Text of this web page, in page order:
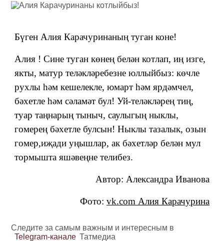
Бүген Алия Карачуринаның туган коне!
Алия ! Сине туган көнең белән котлап, иң изге,
якты, матур теләкләребезне юллыйбыз: көчле
рухлы һәм кешелекле, юмарт һәм ярдәмчел,
бәхетле һәм сәламәт бул! Уй-теләкләрең тиң,
туар таңнарың тыныч, саулыгың ныклы,
гомерең бәхетле булсын! Ныклы тазалык, озын
гомер,иҗади уңышлар, ак бәхетләр белән мул
тормышта яшәвеңне телибез.
Автор: Александра Иванова
Фото: vk.com Алия Карачурина
Следите за самым важным и интересным в
Telegram-канале Татмедиа